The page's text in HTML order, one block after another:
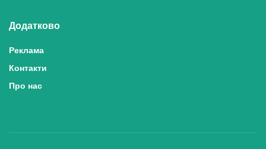
Додатково
Реклама
Контакти
Про нас